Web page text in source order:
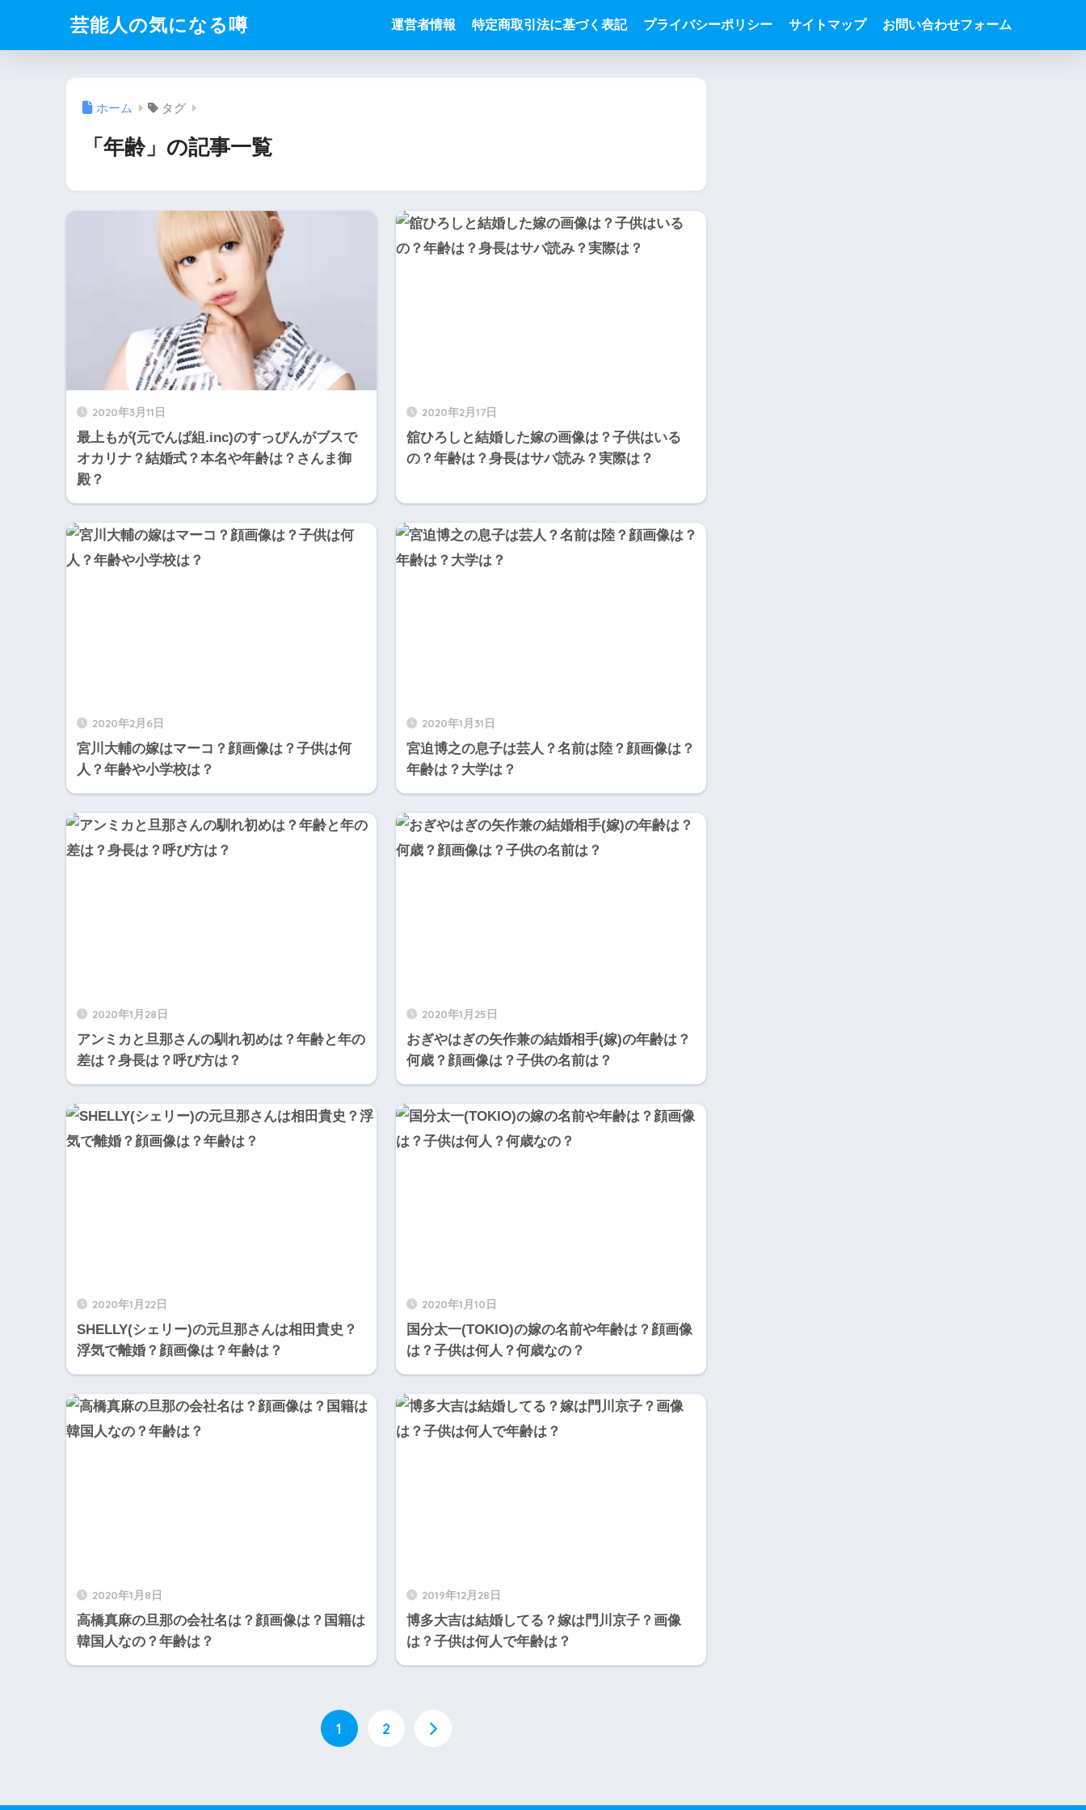
芸能人の気になる噂 運営者情報 特定商取引法に基づく表記 プライバシーポリシー サイトマップ お問い合わせフォーム
ホーム タグ
「年齢」の記事一覧
2020年3月11日
最上もが(元でんぱ組.inc)のすっぴんがブスで
オカリナ？結婚式？本名や年齢は？さんま御
殿？
2020年2月17日
舘ひろしと結婚した嫁の画像は？子供はいる
の？年齢は？身長はサバ読み？実際は？
2020年2月6日
宮川大輔の嫁はマーコ？顔画像は？子供は何
人？年齢や小学校は？
2020年1月31日
宮迫博之の息子は芸人？名前は陸？顔画像は？
年齢は？大学は？
2020年1月28日
アンミカと旦那さんの馴れ初めは？年齢と年の
差は？身長は？呼び方は？
2020年1月25日
おぎやはぎの矢作兼の結婚相手(嫁)の年齢は？
何歳？顔画像は？子供の名前は？
2020年1月22日
SHELLY(シェリー)の元旦那さんは相田貴史？
浮気で離婚？顔画像は？年齢は？
2020年1月10日
国分太一(TOKIO)の嫁の名前や年齢は？顔画像
は？子供は何人？何歳なの？
2020年1月8日
高橋真麻の旦那の会社名は？顔画像は？国籍は
韓国人なの？年齢は？
2019年12月28日
博多大吉は結婚してる？嫁は門川京子？画像
は？子供は何人で年齢は？
1 2